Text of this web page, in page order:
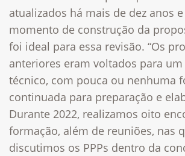
atualizados há mais de dez anos
momento de construção da
foi ideal para essa revisão. “Os
anteriores eram voltados para
técnico, com pouca ou nenhuma
continuada para preparação e
Durante 2022, realizamos oito
formação, além de reuniões, nas
discutimos os PPPs dentro da